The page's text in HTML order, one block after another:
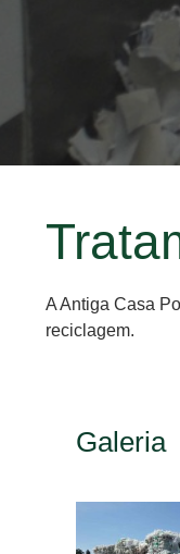
A Antiga Casa
reciclagem.
Galeria